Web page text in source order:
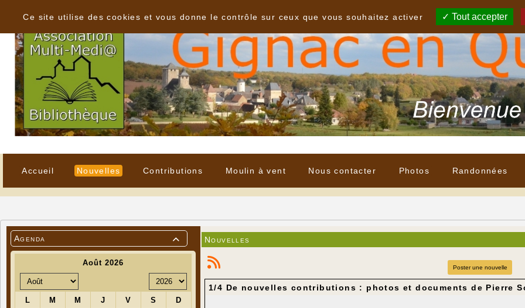
Accueil Nouvelles Contributions Moulin à vent Nous contacter Photos Randonnées

Agenda Nouvelles
Poster une nouvelle
1/4 De nouvelles contributions : photos et documents de Pierre
Ce site utilise des cookies et vous donne le contrôle sur ceux que vous souhaitez activer
Tout accepter